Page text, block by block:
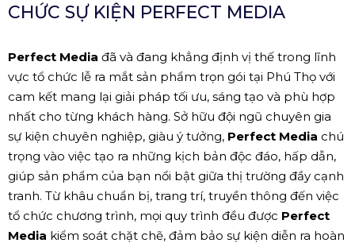
CHỨC SỰ KIỆN PERFECT MEDIA
Perfect Media đã và đang khẳng định vị thế trong lĩnh
vực tổ chức lễ ra mắt sản phẩm trọn gói tại Phú Thọ với
cam kết mang lại giải pháp tối ưu, sáng tạo và phù hợp
nhất cho từng khách hàng. Sở hữu đội ngũ chuyên gia
sự kiện chuyên nghiệp, giàu ý tưởng, Perfect Media chú
trọng vào việc tạo ra những kịch bản độc đáo, hấp dẫn,
giúp sản phẩm của bạn nổi bật giữa thị trường đầy cạnh
tranh. Từ khâu chuẩn bị, trang trí, truyền thông đến việc
tổ chức chương trình, mọi quy trình đều được Perfect
Media kiểm soát chặt chẽ, đảm bảo sự kiện diễn ra hoàn